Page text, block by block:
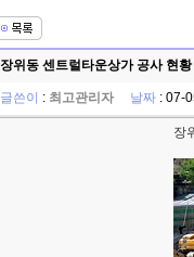
장위동 센트럴타운상가 공사 현
글쓴이 : 최고관리자 날짜 : 07-
장